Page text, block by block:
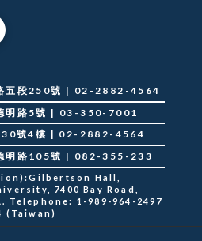
五段250號 | 02-2882-4564
明路5號 | 03-350-7001
號4樓 | 02-2882-4564
明路105號 | 082-355-233
Hall,
7400 Bay Road,
Telephone: 1-989-964-2497
(Taiwan)